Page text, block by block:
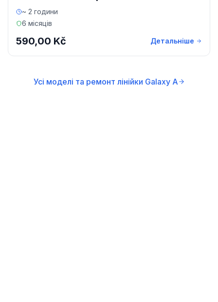
~ 2 години
6 місяців
590,00 Kč Детальніше
Усі моделі та ремонт лінійки Galaxy A